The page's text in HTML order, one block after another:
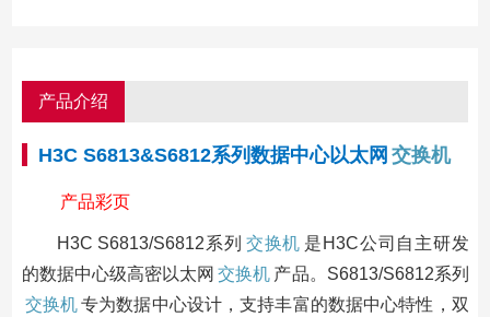
产品介绍
H3C S6813&S6812系列数据中心以太网 交换机
产品彩页
H3C S6813/S6812系列 交换机 是H3C公司自主研发
的数据中心级高密以太网 交换机 产品。S6813/S6812系列
交换机专为数据中心设计，支持丰富的数据中心特性，双